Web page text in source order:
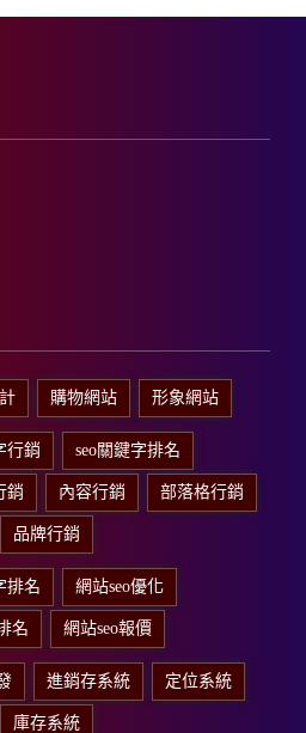
購物網站 形象網站
行銷 seo關鍵字排名
銷 內容行銷 部落格行銷
品牌行銷
排名 網站seo優化
名 網站seo報價
進銷存系統 定位系統
庫存系統